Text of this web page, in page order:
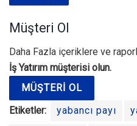
Müşteri Ol
Daha Fazla içeriklere ve
İş Yatırım müşterisi olun.
MÜŞTERI OL
Etiketler:
yabancı payı